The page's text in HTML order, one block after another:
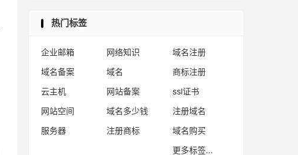
热门标签
企业邮箱 网络知识
域名注册
域名备案
域名
商标注册
云主机
网站备案
ssl证书
网站空间
域名多少钱
注册域名
服务器
注册商标
域名购买
更多标签...